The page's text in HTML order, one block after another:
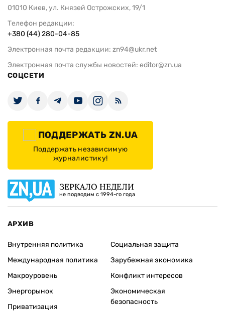
01010 Киев, ул. Князей Острожских, 19/1
Телефон редакции:
+380 (44) 280-04-85
Электронная почта редакции: zn94@ukr.net
Электронная почта службы новостей: editor@zn.ua
СОЦСЕТИ
ПОДДЕРЖАТЬ ZN.UA
Поддержать независимую
журналистику!
ЗЕРКАЛО НЕДЕЛИ
не подводим с 1994-го года
АРХИВ
Внутренняя политика
Международная политика
Макроуровень
Энергорынок
Приватизация
Социальная защита
Зарубежная экономика
Конфликт интересов
Экономическая
безопасность